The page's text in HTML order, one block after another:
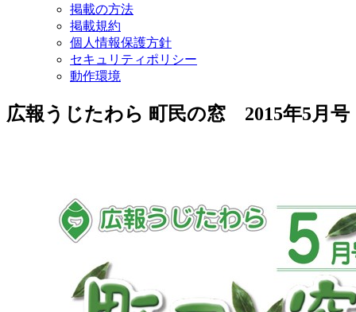
掲載の方法
掲載規約
個人情報保護方針
セキュリティポリシー
動作環境
広報うじたわら 町民の窓 2015年5月号